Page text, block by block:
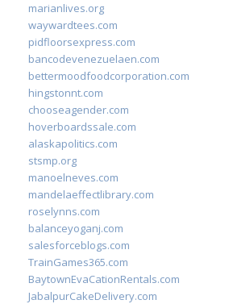
marianlives.org
waywardtees.com
pidfloorsexpress.com
bancodevenezuelaen.com
bettermoodfoodcorporation.com
hingstonnt.com
chooseagender.com
hoverboardssale.com
alaskapolitics.com
stsmp.org
manoelneves.com
mandelaeffectlibrary.com
roselynns.com
balanceyoganj.com
salesforceblogs.com
TrainGames365.com
BaytownEvaCationRentals.com
JabalpurCakeDelivery.com